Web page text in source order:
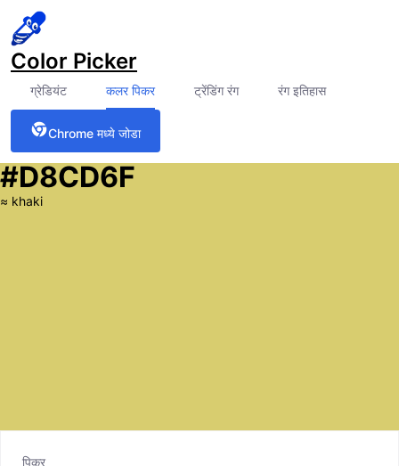
Color Picker
ग्रेडियंट कलर पिकर ट्रेंडिंग रंग रंग इतिहास
Chrome मध्ये जोडा
#D8CD6F
≈ khaki
पिकर